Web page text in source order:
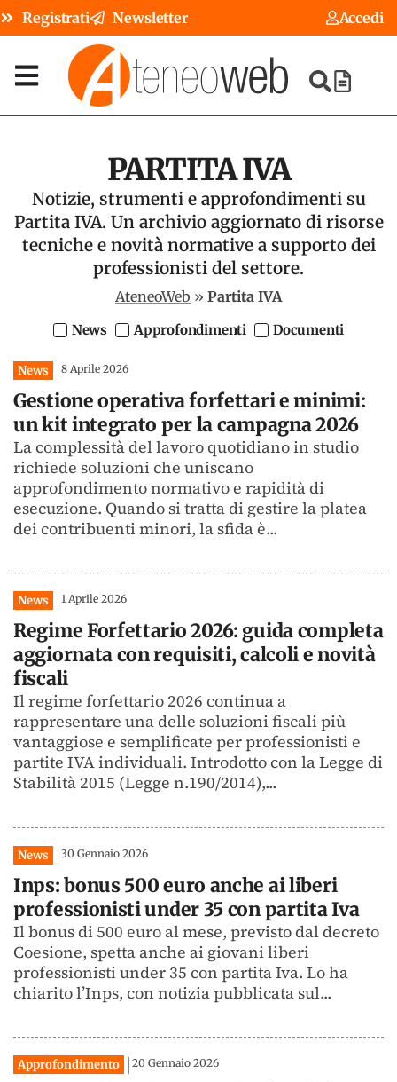
Registrati Newsletter Accedi
PARTITA IVA
Notizie, strumenti e approfondimenti su
Partita IVA. Un archivio aggiornato di risorse
tecniche e novità normative a supporto dei
professionisti del settore.
AteneoWeb » Partita IVA
News Approfondimenti Documenti
News 8 Aprile 2026
Gestione operativa forfettari e minimi:
un kit integrato per la campagna 2026
La complessità del lavoro quotidiano in studio
richiede soluzioni che uniscano
approfondimento normativo e rapidità di
esecuzione. Quando si tratta di gestire la platea
dei contribuenti minori, la sfida è...
News 1 Aprile 2026
Regime Forfettario 2026: guida completa
aggiornata con requisiti, calcoli e novità
fiscali
Il regime forfettario 2026 continua a
rappresentare una delle soluzioni fiscali più
vantaggiose e semplificate per professionisti e
partite IVA individuali. Introdotto con la Legge di
Stabilità 2015 (Legge n.190/2014),...
News 30 Gennaio 2026
Inps: bonus 500 euro anche ai liberi
professionisti under 35 con partita Iva
Il bonus di 500 euro al mese, previsto dal decreto
Coesione, spetta anche ai giovani liberi
professionisti under 35 con partita Iva. Lo ha
chiarito l’Inps, con notizia pubblicata sul...
Approfondimento 20 Gennaio 2026